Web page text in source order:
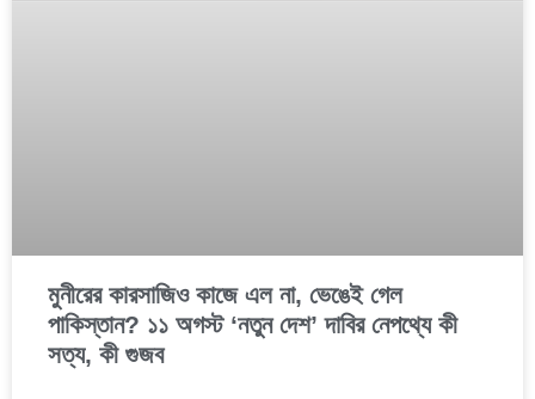
মুনীরের কারসাজিও কাজে এল না, ভেঙেই গেল
পাকিস্তান? ১১ অগস্ট ‘নতুন দেশ’ দাবির নেপথ্যে কী
সত্য, কী গুজব